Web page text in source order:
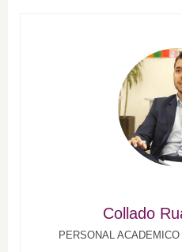
Collado
PERSONAL